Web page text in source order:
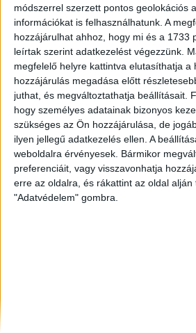
módszerrel szerzett pontos geolokációs
információkat is felhasználhatunk. A
hozzájárulhat ahhoz, hogy mi és a 1733
leírtak szerint adatkezelést végezzünk.
megfelelő helyre kattintva elutasíthatja a
hozzájárulás megadása előtt
juthat, és megváltoztathatja beállításait.
hogy személyes adatainak bizonyos
szükséges az Ön hozzájárulása, de
ilyen jellegű adatkezelés ellen. A
weboldalra érvényesek. Bármikor
preferenciáit, vagy visszavonhatja
erre az oldalra, és rákattint az oldal alján
"Adatvédelem" gombra.
Siófok, Eladó Nyaraló, Telek, Zárt kert
Győr, Eladó Társasházi lakás
Debrecen, Kiadó Családi ház
Keszthely
, Eladó és Kiadó Nyaraló,